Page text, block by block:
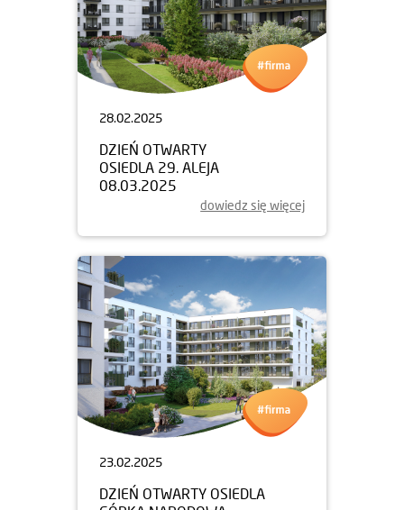
28.02.2025
DZIEŃ OTWARTY
OSIEDLA 29. ALEJA
08.03.2025
dowiedz się więcej
23.02.2025
DZIEŃ OTWARTY OSIEDLA